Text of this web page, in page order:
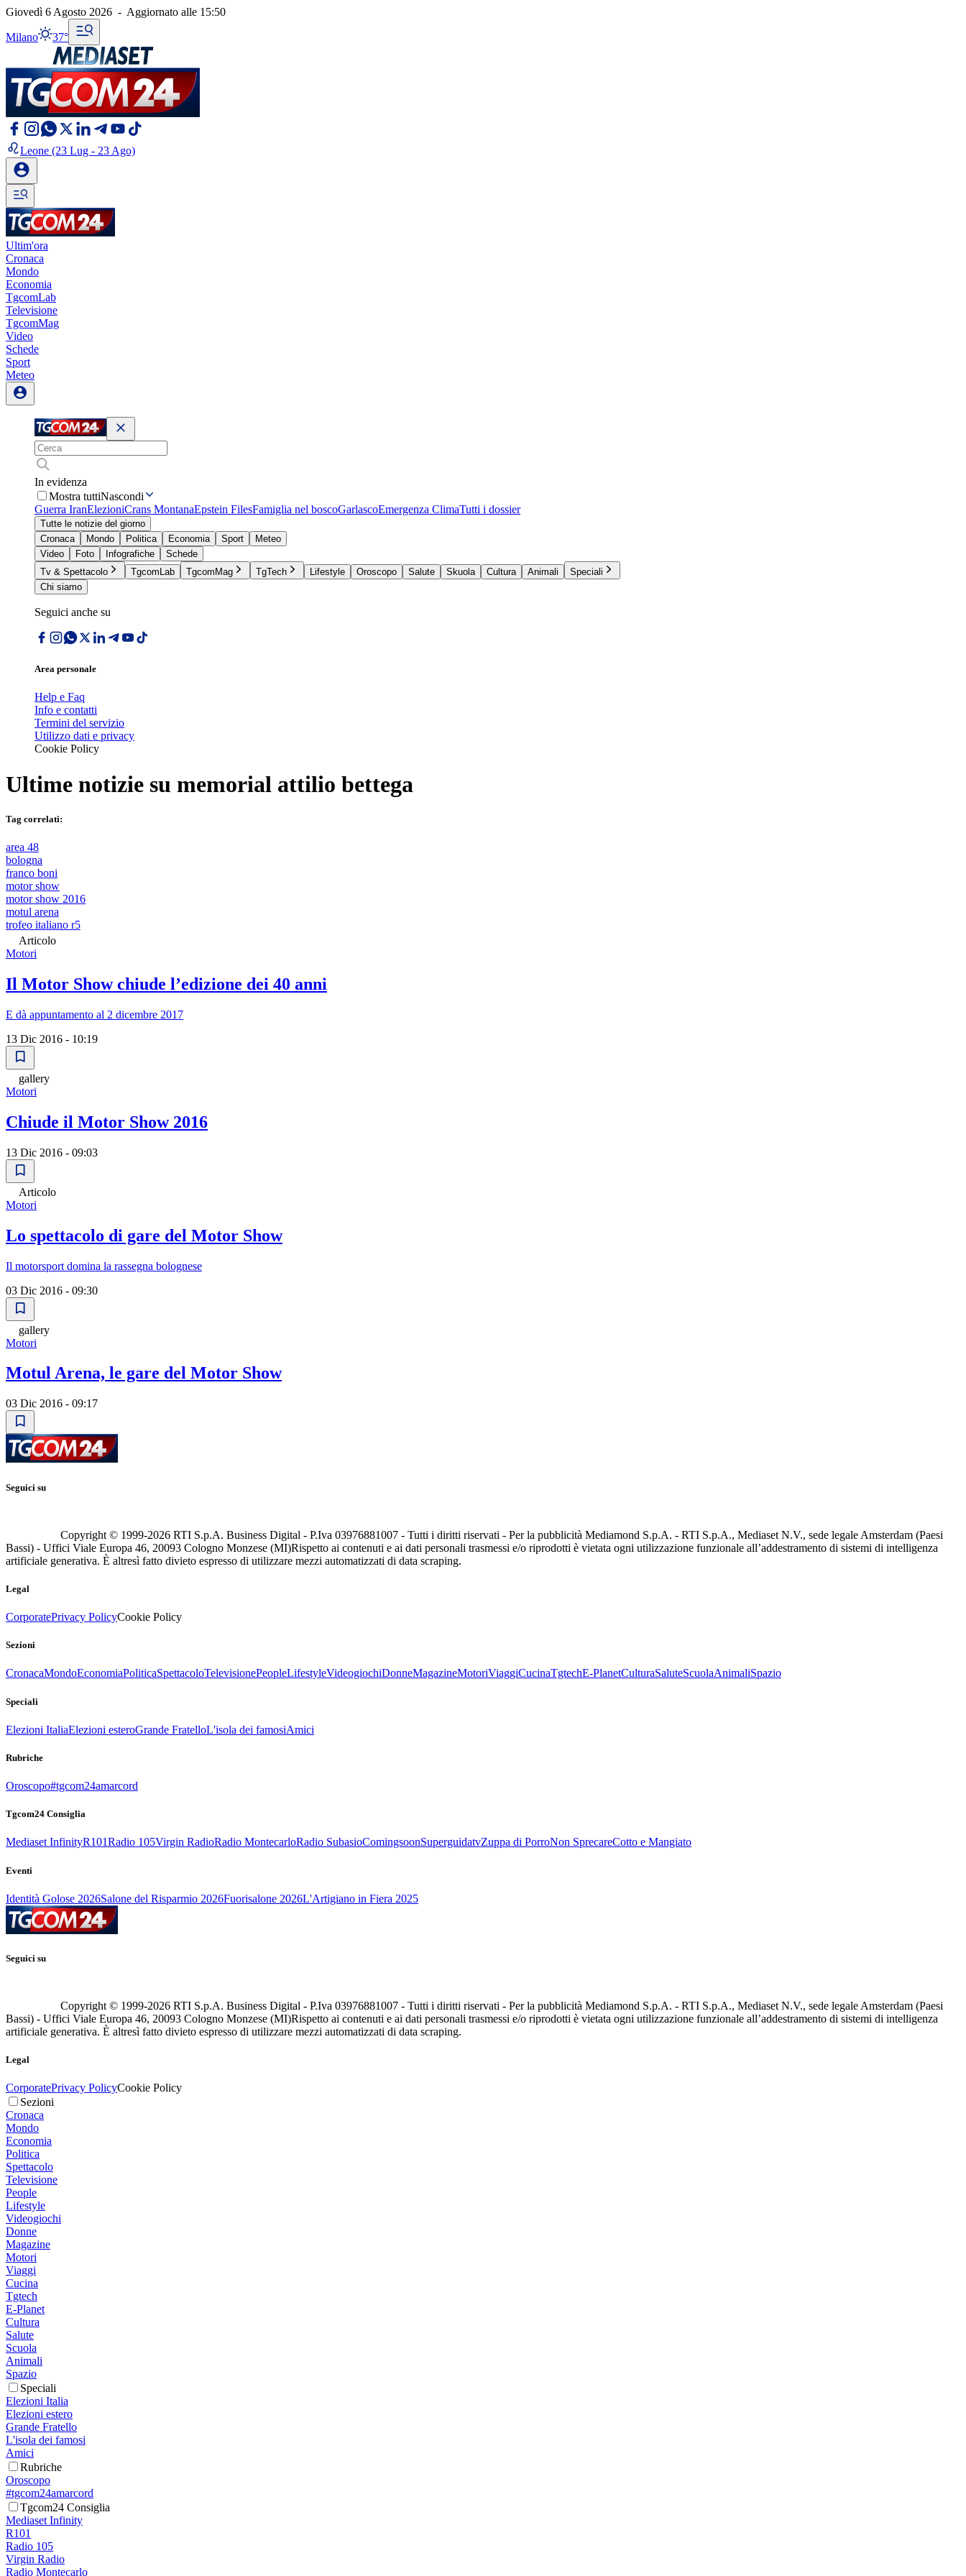
Giovedì 6 Agosto 2026 - Aggiornato alle 15:50
Milano 37°
Leone (23 Lug - 23 Ago)
Ultim'ora
Cronaca
Mondo
Economia
TgcomLab
Televisione
TgcomMag
Video
Schede
Sport
Meteo
In evidenza
Mostra tuttiNascondi
Guerra IranElezioniCrans MontanaEpstein FilesFamiglia nel boscoGarlascoEmergenza ClimaTutti i dossier
Tutte le notizie del giorno
Cronaca
Mondo Politica Economia Sport
Meteo
Video
Foto Infografiche
Schede
Tv & Spettacolo
TgcomLab TgcomMag TgTech Lifestyle Oroscopo Salute Skuola Cultura Animali
Speciali
Chi siamo
Seguici anche su
Area personale
Help e Faq
Info e contatti
Termini del servizio
Utilizzo dati e privacy
Cookie Policy
Ultime notizie su memorial attilio bettega
Tag correlati:
area 48
bologna
franco boni
motor show
motor show 2016
motul arena
trofeo italiano r5
Articolo
Motori
Il Motor Show chiude lʼedizione dei 40 anni
E dà appuntamento al 2 dicembre 2017
13 Dic 2016 - 10:19
gallery
Motori
Chiude il Motor Show 2016
13 Dic 2016 - 09:03
Articolo
Motori
Lo spettacolo di gare del Motor Show
Il motorsport domina la rassegna bolognese
03 Dic 2016 - 09:30
gallery
Motori
Motul Arena, le gare del Motor Show
03 Dic 2016 - 09:17
Seguici su
Copyright © 1999-2026 RTI S.p.A. Business Digital - P.Iva 03976881007 - Tutti i diritti riservati - Per la pubblicità Mediamond S.p.A. - RTI S.p.A., Mediaset N.V., sede legale Amsterdam (Paesi
Bassi) - Uffici Viale Europa 46, 20093 Cologno Monzese (MI)Rispetto ai contenuti e ai dati personali trasmessi e/o riprodotti è vietata ogni utilizzazione funzionale all’addestramento di sistemi di intelligenza
artificiale generativa. È altresì fatto divieto espresso di utilizzare mezzi automatizzati di data scraping.
Legal
CorporatePrivacy PolicyCookie Policy
Sezioni
CronacaMondoEconomiaPoliticaSpettacoloTelevisionePeopleLifestyleVideogiochiDonneMagazineMotoriViaggiCucinaTgtechE-PlanetCulturaSaluteScuolaAnimaliSpazio
Speciali
Elezioni ItaliaElezioni esteroGrande FratelloL'isola dei famosiAmici
Rubriche
Oroscopo#tgcom24amarcord
Tgcom24 Consiglia
Mediaset InfinityR101Radio 105Virgin RadioRadio MontecarloRadio SubasioComingsoonSuperguidatvZuppa di PorroNon SprecareCotto e Mangiato
Eventi
Identità Golose 2026Salone del Risparmio 2026Fuorisalone 2026L'Artigiano in Fiera 2025
Seguici su
Copyright © 1999-2026 RTI S.p.A. Business Digital - P.Iva 03976881007 - Tutti i diritti riservati - Per la pubblicità Mediamond S.p.A. - RTI S.p.A., Mediaset N.V., sede legale Amsterdam (Paesi
Bassi) - Uffici Viale Europa 46, 20093 Cologno Monzese (MI)Rispetto ai contenuti e ai dati personali trasmessi e/o riprodotti è vietata ogni utilizzazione funzionale all’addestramento di sistemi di intelligenza
artificiale generativa. È altresì fatto divieto espresso di utilizzare mezzi automatizzati di data scraping.
Legal
CorporatePrivacy PolicyCookie Policy
Sezioni
Cronaca
Mondo
Economia
Politica
Spettacolo
Televisione
People
Lifestyle
Videogiochi
Donne
Magazine
Motori
Viaggi
Cucina
Tgtech
E-Planet
Cultura
Salute
Scuola
Animali
Spazio
Speciali
Elezioni Italia
Elezioni estero
Grande Fratello
L'isola dei famosi
Amici
Rubriche
Oroscopo
#tgcom24amarcord
Tgcom24 Consiglia
Mediaset Infinity
R101
Radio 105
Virgin Radio
Radio Montecarlo